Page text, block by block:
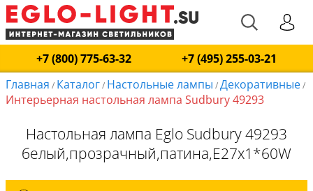
+7 (800) 775-63-32
+7 (495) 255-03-21
Главная / Каталог/ Настольные лампы /Декоративные/
Интерьерная настольная лампа Sudbury 49293
Настольная лампа Eglo Sudbury 49293
белый,прозрачный,патина,E27x1*60W